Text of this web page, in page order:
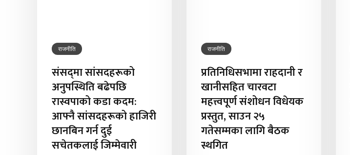
राजनीति
संसद्‌मा सांसदहरूको
अनुपस्थिति बढेपछि
रास्वपाको कडा कदम:
आफ्नै सांसदहरूको हाजिरी
छानबिन गर्न दुई
सचेतकलाई जिम्मेवारी
राजनीति
प्रतिनिधिसभामा राहदानी र
खानीसहित चारवटा
महत्त्वपूर्ण संशोधन विधेयक
प्रस्तुत, साउन २५
गतेसम्मका लागि बैठक
स्थगित